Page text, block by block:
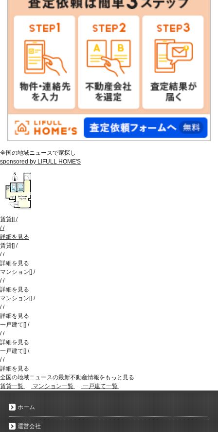
全国の地域ニュースで家探し
sponsored by LIFULL HOME'S
賃貸[] /
//
詳細を見る
賃貸[] /
//
詳細を見る
マンション [] /
//
詳細を見る
マンション [] /
//
詳細を見る
一戸建て [] /
//
詳細を見る
一戸建て [] /
//
詳細を見る
全国の地域ニュースの最新不動産情報をもっと見る
賃貸一覧
マンション一覧 一戸建て一覧
ホーム
運営会社